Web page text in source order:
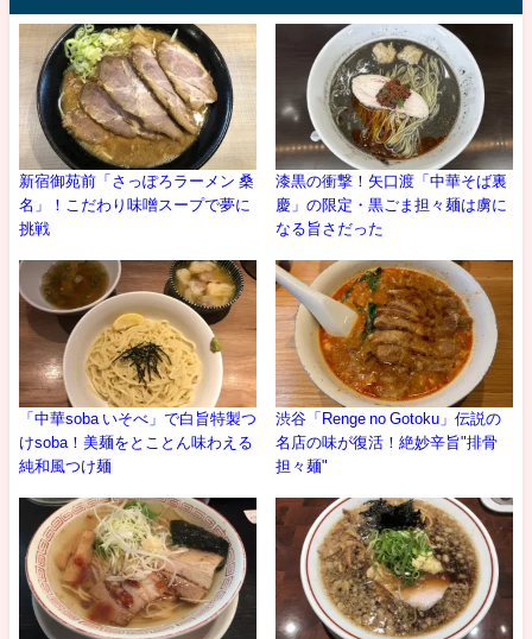
新宿御苑前「さっぽろラーメン 桑
名」！こだわり味噌スープで夢に
挑戦
漆黒の衝撃！矢口渡「中華そば裏
慶」の限定・黒ごま担々麺は虜に
なる旨さだった
「中華soba いそべ」で白旨特製つ
けsoba！美麺をとことん味わえる
純和風つけ麺
渋谷「Renge no Gotoku」伝説の
名店の味が復活！絶妙辛旨"排骨
担々麺"